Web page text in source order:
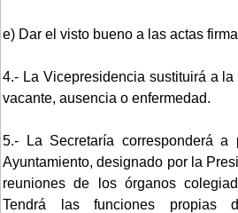
e) Dar el visto bueno a las actas
4.- La Vicepresidencia sustituirá a
vacante, ausencia o enfermedad.
5.- La Secretaría corresponderá a
Ayuntamiento, designado por la
reuniones de los órganos
Tendrá las funciones propias